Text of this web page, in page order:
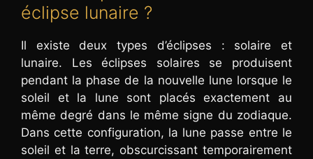
éclipse lunaire ?
Il existe deux types d’éclipses : solaire et
lunaire. Les éclipses solaires se produisent
pendant la phase de la nouvelle lune lorsque le
soleil et la lune sont placés exactement au
même degré dans le même signe du zodiaque.
Dans cette configuration, la lune passe entre le
soleil et la terre, obscurcissant temporairement